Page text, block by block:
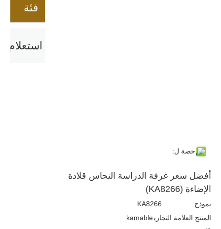
فئة
استعلام
حصة ل:
أفضل سعر غرفة الدراسة النحاس قلادة
الإضاءة (KA8266)
نموذج:
KA8266
المنتج العلامة التجاريkamable